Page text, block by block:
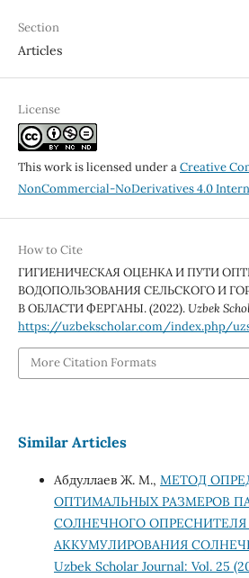
Section
Articles
License
This work is licensed under aCreative
NonCommercial-NoDerivatives 4.0
How to Cite
ГИГИЕНИЧЕСКАЯ ОЦЕНКА И ПУТИ
ВОДОПОЛЬЗОВАНИЯ СЕЛЬСКОГО И
В ОБЛАСТИ ФЕРГАНЫ. (2022).Uzbek
https://uzbekscholar.com/index.php/
More Citation Formats
Similar Articles
Абдуллаев Ж. М., МЕТОД
ОПТИМАЛЬНЫХ РАЗМЕРОВ
СОЛНЕЧНОГО
АККУМУЛИРОВАНИЯ
Uzbek Scholar Journal: Vol. 25